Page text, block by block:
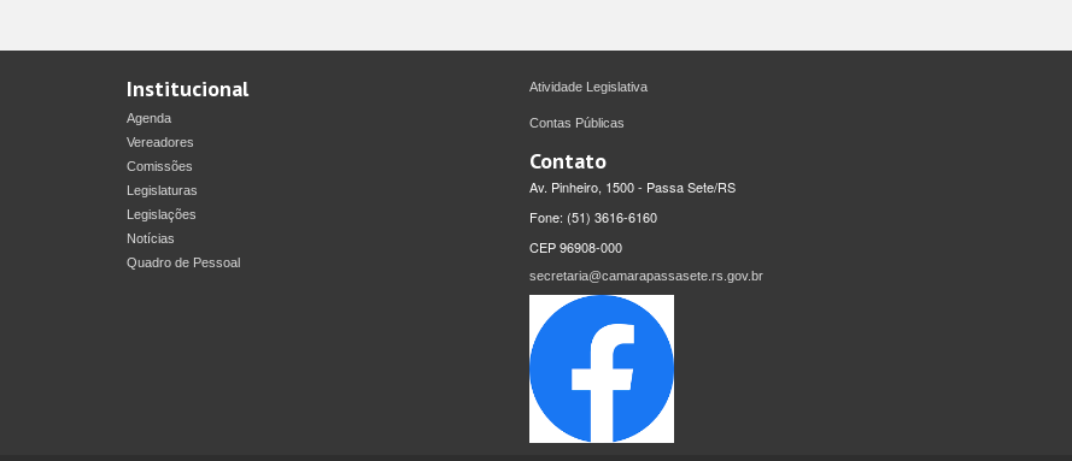
Institucional
Agenda
Vereadores
Comissões
Legislaturas
Legislações
Notícias
Quadro de Pessoal
Atividade Legislativa
Contas Públicas
Contato
Av. Pinheiro, 1500 - Passa Sete/RS
Fone: (51) 3616-6160
CEP 96908-000
secretaria@camarapassasete.rs.gov.br